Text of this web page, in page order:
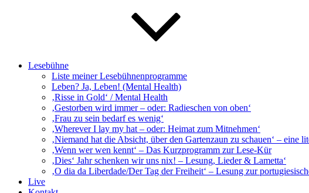
Lesebühne
Liste meiner Lesebühnenprogramme
Leben? Ja, Leben! (Mental Health)
‚Risse in Gold‘ / Mental Health
‚Gestorben wird immer – oder: Radieschen von oben‘
‚Frau zu sein bedarf es wenig‘
‚Wherever I lay my hat – oder: Heimat zum Mitnehmen‘
‚Niemand hat die Absicht, über den Gartenzaun zu schauen‘ – eine
‚Wenn wer wen kennt‘ – Das Kurzprogramm zur Lese-Kür
‚Dies‘ Jahr schenken wir uns nix! – Lesung, Lieder & Lametta‘
‚O dia da Liberdade/Der Tag der Freiheit‘ – Lesung zur
Live